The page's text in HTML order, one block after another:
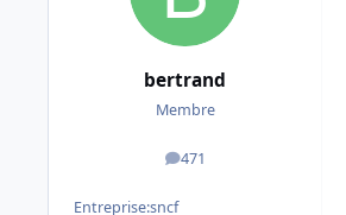
bertrand
Membre
471
messages
Entreprise:sncf